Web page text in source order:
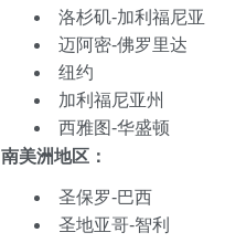
洛杉矶-加利福尼亚
迈阿密-佛罗里达
纽约
加利福尼亚州
西雅图-华盛顿
南美洲地区：
圣保罗-巴西
圣地亚哥-智利